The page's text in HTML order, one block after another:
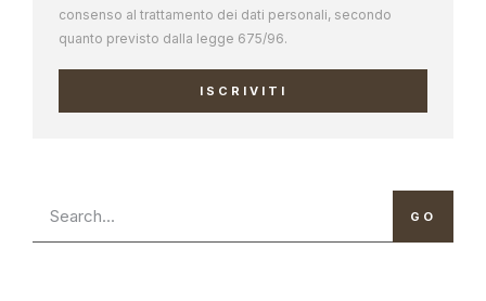
consenso al trattamento dei dati personali, secondo
quanto previsto dalla legge 675/96.
ISCRIVITI
GO